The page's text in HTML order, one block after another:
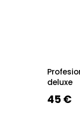
deluxe
45 €